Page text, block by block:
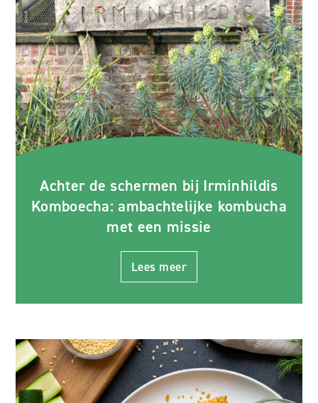
Achter de schermen bij Irminhildis
Komboecha: ambachtelijke kombucha
met een missie
Lees meer